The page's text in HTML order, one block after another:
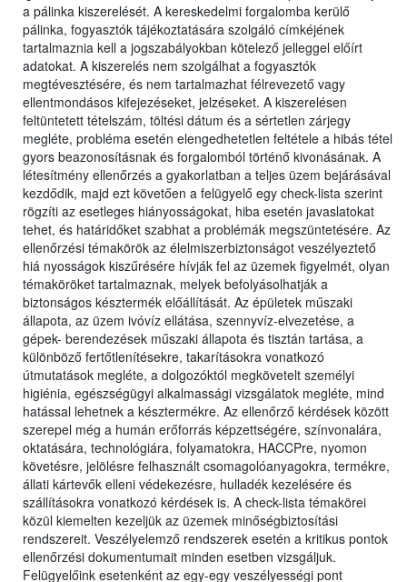
a pálinka kiszerelését. A kereskedelmi forgalomba kerülő
pálinka, fogyasztók tájékoztatására szolgáló címkéjének
tartalmaznia kell a jogszabályokban kötelező jelleggel előírt
adatokat. A kiszerelés nem szolgálhat a fogyasztók
megtévesztésére, és nem tartalmazhat félrevezető vagy
ellentmondásos kifejezéseket, jelzéseket. A kiszerelésen
feltüntetett tételszám, töltési dátum és a sértetlen zárjegy
megléte, probléma esetén elengedhetetlen feltétele a hibás tétel
gyors beazonosításnak és forgalomból történő kivonásának. A
létesítmény ellenőrzés a gyakorlatban a teljes üzem bejárásával
kezdődik, majd ezt követően a felügyelő egy check-lista szerint
rögzíti az esetleges hiányosságokat, hiba esetén javaslatokat
tehet, és határidőket szabhat a problémák megszüntetésére. Az
ellenőrzési témakörök az élelmiszerbiztonságot veszélyeztető
hiá nyosságok kiszűrésére hívják fel az üzemek figyelmét, olyan
témaköröket tartalmaznak, melyek befolyásolhatják a
biztonságos késztermék előállítását. Az épületek műszaki
állapota, az üzem ivóvíz ellátása, szennyvíz-elvezetése, a
gépek- berendezések műszaki állapota és tisztán tartása, a
különböző fertőtlenítésekre, takarításokra vonatkozó
útmutatások megléte, a dolgozóktól megkövetelt személyi
higiénia, egészségügyi alkalmassági vizsgálatok megléte, mind
hatással lehetnek a késztermékre. Az ellenőrző kérdések között
szerepel még a humán erőforrás képzettségére, színvonalára,
oktatására, technológiára, folyamatokra, HACCPre, nyomon
követésre, jelölésre felhasznált csomagolóanyagokra, termékre,
állati kártevők elleni védekezésre, hulladék kezelésére és
szállításokra vonatkozó kérdések is. A check-lista témakörei
közül kiemelten kezeljük az üzemek minőségbiztosítási
rendszereit. Veszélyelemző rendszerek esetén a kritikus pontok
ellenőrzési dokumentumait minden esetben vizsgáljuk.
Felügyelőink esetenként az egy-egy veszélyességi pont